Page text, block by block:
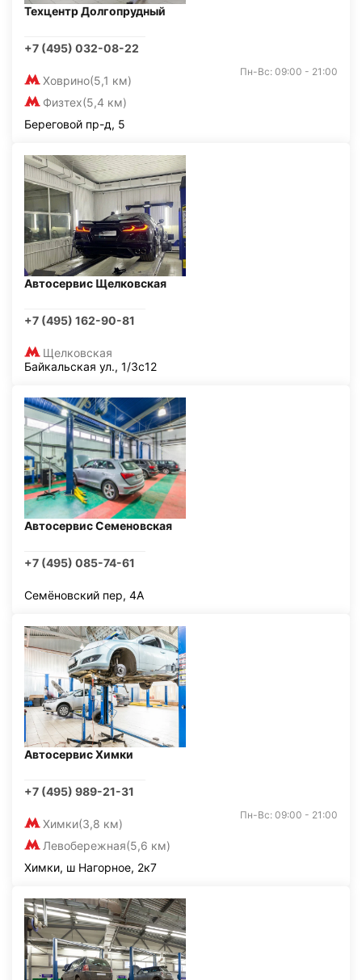
Техцентр Долгопрудный
+7 (495) 032-08-22
Ховрино(5,1 км)
Физтех(5,4 км)
Пн-Вс: 09:00 - 21:00
Береговой пр-д, 5
Автосервис Щелковская
+7 (495) 162-90-81
Щелковская
Байкальская ул., 1/3с12
Автосервис Семеновская
+7 (495) 085-74-61
Семёновский пер, 4А
Автосервис Химки
+7 (495) 989-21-31
Химки(3,8 км)
Левобережная(5,6 км)
Пн-Вс: 09:00 - 21:00
Химки, ш Нагорное, 2к7